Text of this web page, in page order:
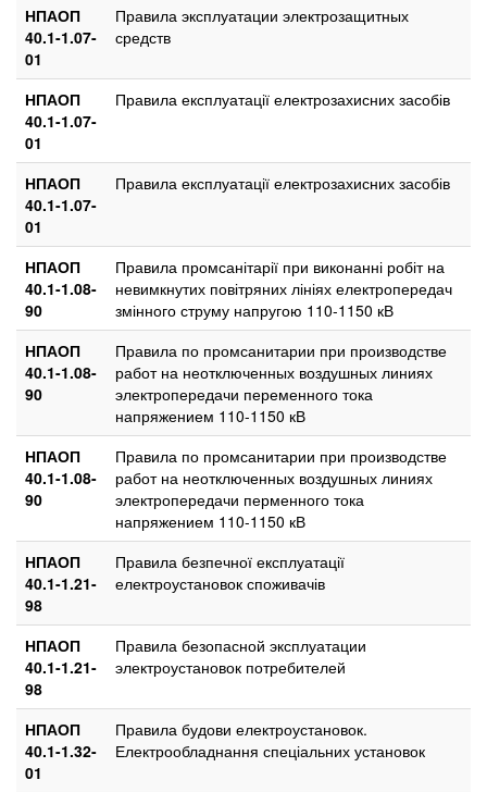
НПАОП
40.1-1.07-
01
Правила эксплуатации электрозащитных
средств
НПАОП
40.1-1.07-
01
Правила експлуатації електрозахисних засобів
НПАОП
40.1-1.07-
01
Правила експлуатації електрозахисних засобів
НПАОП
40.1-1.08-
90
Правила промсанітарії при виконанні робіт на
невимкнутих повітряних лініях електропередач
змінного струму напругою 110-1150 кВ
НПАОП
40.1-1.08-
90
Правила по промсанитарии при производстве
работ на неотключенных воздушных линиях
электропередачи переменного тока
напряжением 110-1150 кВ
НПАОП
40.1-1.08-
90
Правила по промсанитарии при производстве
работ на неотключенных воздушных линиях
электропередачи перменного тока
напряжением 110-1150 кВ
НПАОП
40.1-1.21-
98
Правила безпечної експлуатації
електроустановок споживачів
НПАОП
40.1-1.21-
98
Правила безопасной эксплуатации
электроустановок потребителей
НПАОП
40.1-1.32-
01
Правила будови електроустановок.
Електрообладнання спеціальних установок